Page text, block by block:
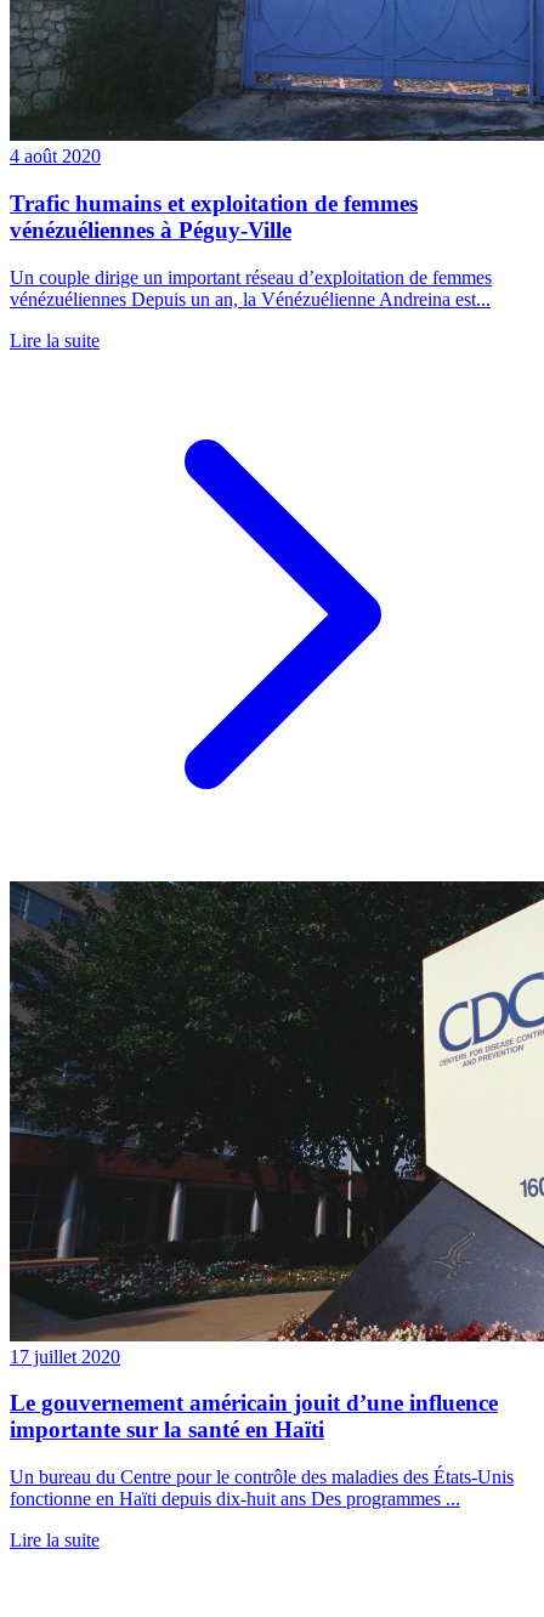
4 août 2020
Trafic humains et exploitation de femmes
vénézuéliennes à Péguy-Ville
Un couple dirige un important réseau d’exploitation de femmes
vénézuéliennes Depuis un an, la Vénézuélienne Andreina est...
Lire la suite
17 juillet 2020
Le gouvernement américain jouit d’une influence
importante sur la santé en Haïti
Un bureau du Centre pour le contrôle des maladies des États-Unis
fonctionne en Haïti depuis dix-huit ans Des programmes ...
Lire la suite